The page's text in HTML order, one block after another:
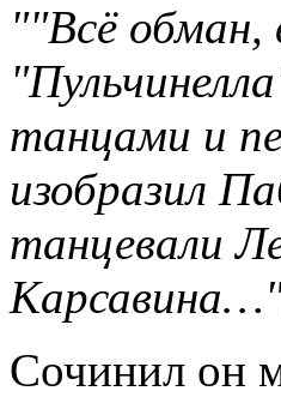
""Всё обман,
танцами и
изобразил
танцевали
Сочинил он